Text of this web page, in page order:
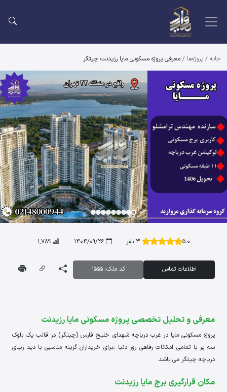
خانه / پروژه‌ها / معرفی پروژه مسکونی مایا رزیدنت چیتگر
معرفی پروژه مسکونی مایا رزیدنت
5.0 3 نفر 1404/09/26
1,789
اطلاعات تماس کد ملک: 1555
معرفی و تحلیل تخصصی پروژه مسکونی مایا رزیدنت
پروژه مسکونی مایا در غرب دریاچه شهدای خلیج فارس (چیتگر) در قالب یک بلوک
سه پر با تمامی امکانات رفاهی روز دنیا ،برای خریداران گزینه مناسبی با دید زیبای
دریاچه چیتگر می باشد.
مکان قرارگیری برج مایا رزیدنت